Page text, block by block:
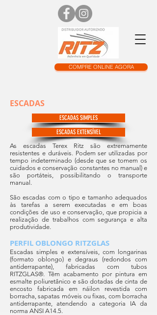
COMPRE ONLINE AGORA
ESCADAS
ESCADAS SIMPLES
ESCADAS EXTENSÍVEL
As escadas Terex Ritz são extremamente
resistentes e duráveis. Podem ser utilizadas por
tempo indeterminado (desde que se tomem os
cuidados e conservação constantes no manual) e
são portáteis, possibilitando o transporte
manual.
São escadas com o tipo e tamanho adequados
às tarefas a serem executadas e em boas
condições de uso e conservação, que propicia a
realização de trabalhos com segurança e alta
produtividade.
PERFIL OBLONGO RITZGLAS
Escadas simples e extensíveis, com longarinas
(formato oblongo) e degraus (redondos com
antiderrapante), fabricadas com tubos
RITZGLAS®. Têm acabamento por pintura em
esmalte poliuretânico e são dotadas de cinta de
encosto fabricada em náilon revestida com
borracha, sapatas móveis ou fixas, com borracha
antiderrapante, atendendo a categoria IA da
norma ANSI A14.5.